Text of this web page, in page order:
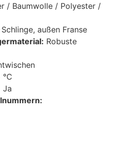
/ Baumwolle / Polyester /
Schlinge, außen Franse
Robuste
Ja